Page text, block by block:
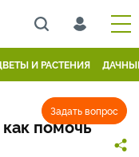
И РАСТЕНИЯ
Задать вопрос
помочь